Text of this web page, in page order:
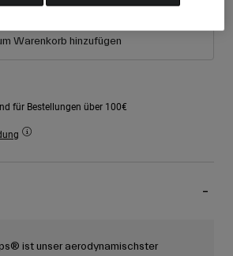
Warenkorb hinzufügen
für Bestellungen über 100€
ist unser aerodynamischster